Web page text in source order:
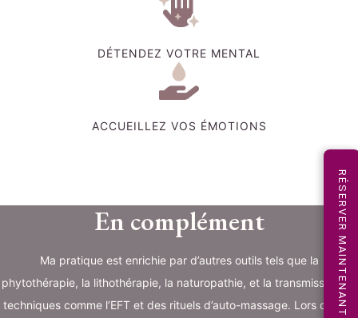
DÉTENDEZ VOTRE MENTAL
ACCUEILLEZ VOS ÉMOTIONS
En complément
Ma pratique est enrichie par d’autres outils tels que la
phytothérapie, la lithothérapie, la naturopathie, et la transmission de
techniques comme l’EFT et des rituels d’auto-massage. Lors de nos
RÉSERVER MAINTENANT